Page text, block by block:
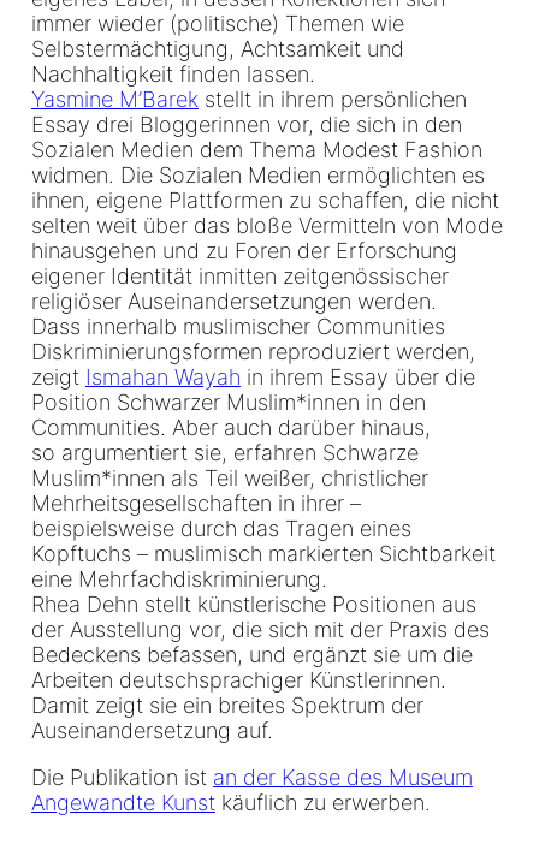
immer wieder (politische) Themen wie
Selbstermächtigung, Achtsamkeit und
Nachhaltigkeit finden lassen.
Yasmine M’Barek stellt in ihrem persönlichen
Essay drei Bloggerinnen vor, die sich in den
Sozialen Medien dem Thema Modest Fashion
widmen. Die Sozialen Medien ermöglichten es
ihnen, eigene Plattformen zu schaffen, die nicht
selten weit über das bloße Vermitteln von Mode
hinausgehen und zu Foren der Erforschung
eigener Identität inmitten zeitgenössischer
religiöser Auseinandersetzungen werden.
Dass innerhalb muslimischer Communities
Diskriminierungsformen reproduziert werden,
zeigt Ismahan Wayah in ihrem Essay über die
Position Schwarzer Muslim*innen in den
Communities. Aber auch darüber hinaus,
so argumentiert sie, erfahren Schwarze
Muslim*innen als Teil weißer, christlicher
Mehrheitsgesellschaften in ihrer –
beispielsweise durch das Tragen eines
Kopftuchs – muslimisch markierten Sichtbarkeit
eine Mehrfachdiskriminierung.
Rhea Dehn stellt künstlerische Positionen aus
der Ausstellung vor, die sich mit der Praxis des
Bedeckens befassen, und ergänzt sie um die
Arbeiten deutschsprachiger Künstlerinnen.
Damit zeigt sie ein breites Spektrum der
Auseinandersetzung auf.
Die Publikation ist an der Kasse des Museum
Angewandte Kunst käuflich zu erwerben.